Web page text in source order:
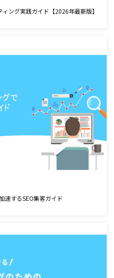
ング実践ガイド【2026年最新版】
速するSEO集客ガイド